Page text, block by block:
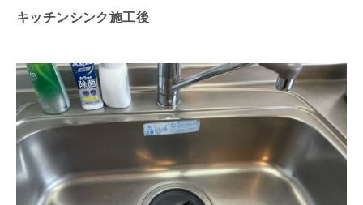
キッチンシンク施工後